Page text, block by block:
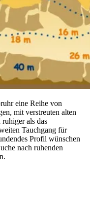
eine Reihe von
mit verstreuten alten
als das
Tauchgang für
Profil wünschen
nach ruhenden